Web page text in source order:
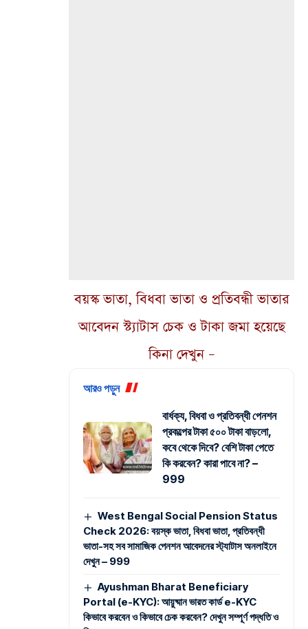
বয়স্ক ভাতা, বিধবা ভাতা ও প্রতিবন্ধী ভাতার
আবেদন স্ট্যাটাস চেক ও টাকা জমা হয়েছে
কিনা দেখুন –
আরও পড়ুন
বার্ধক্য, বিধবা ও প্রতিবন্ধী পেনশন
প্রকল্পের টাকা ৫০০ টাকা বাড়লো,
কবে থেকে দিবে? বেশি টাকা পেতে
কি করবেন? কারা পাবে না? –
999
West Bengal Social Pension Status
Check 2026: বয়স্ক ভাতা, বিধবা ভাতা, প্রতিবন্ধী
ভাতা-সহ সব সামাজিক পেনশন আবেদনের স্ট্যাটাস অনলাইনে
দেখুন – 999
Ayushman Bharat Beneficiary
Portal (e-KYC): আয়ুষ্মান ভারত কার্ড e-KYC
কিভাবে করবেন ও কিভাবে চেক করবেন? দেখুন সম্পূর্ণ পদ্ধতি ও